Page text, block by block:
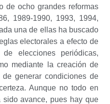
de ocho grandes reformas
1989-1990, 1993, 1994,
una de ellas ha buscado
electorales a efecto de
elecciones periódicas,
mediante la creación de
generar condiciones de
Aunque no todo en
sido avance, pues hay que